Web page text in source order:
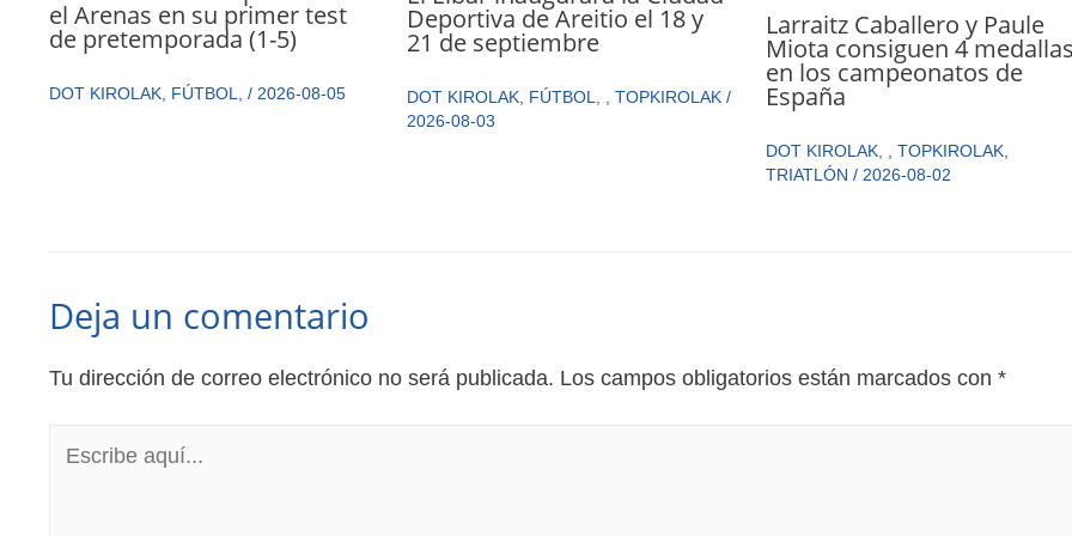
el Arenas en su primer test
de pretemporada (1-5)
DOT KIROLAK, FÚTBOL / 2026-08-05
Deportiva de Areitio el 18 y
21 de septiembre
DOT KIROLAK FÚTBOL ,TOPKIROLAK /
2026-08-03
Larraitz Caballero y Paule
Miota consiguen 4
en los campeonatos de
España
DOT KIROLAK, TOPKIROLAK,
TRIATLÓN / 2026-08-02
Deja un comentario
Tu dirección de correo electrónico no será publicada. Los campos obligatorios están marcados con *